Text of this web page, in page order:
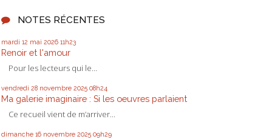
NOTES RÉCENTES
mardi 12 mai 2026 11h23
Renoir et l'amour
Pour les lecteurs qui le...
vendredi 28 novembre 2025 08h24
Ma galerie imaginaire : Si les oeuvres parlaient
Ce recueil vient de m’arriver...
dimanche 16 novembre 2025 09h29